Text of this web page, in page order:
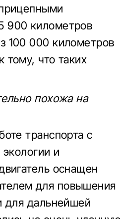
900 километров
100 000 километров
что таких
похожа на
транспорта с
и
оснащен
для повышения
для дальнейшей